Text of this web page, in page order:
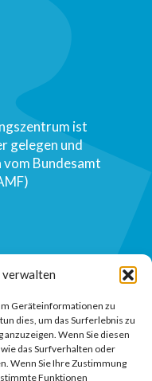
verwalten
Geräteinformationen zu
dies, um das Surferlebnis zu
Wenn Sie diesen
das Surfverhalten oder
Wenn Sie Ihre Zustimmung
Funktionen
ist
gelegen und
Bundesamt